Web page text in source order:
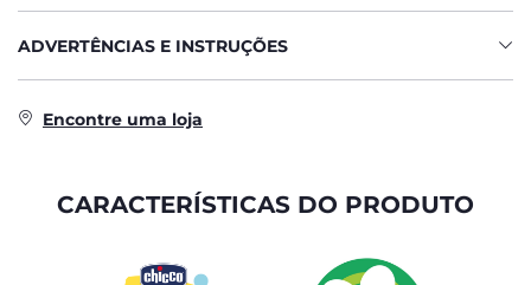
ADVERTÊNCIAS E INSTRUÇÕES
Encontre uma loja
CARACTERÍSTICAS DO PRODUTO